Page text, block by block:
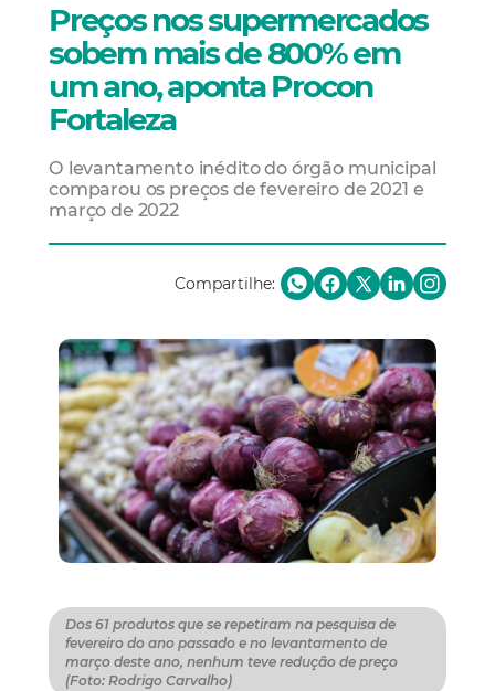
Preços nos supermercados
sobem mais de 800% em
um ano, aponta Procon
Fortaleza
O levantamento inédito do órgão municipal
comparou os preços de fevereiro de 2021 e
março de 2022
Compartilhe:
Dos 61 produtos que se repetiram na pesquisa de
fevereiro do ano passado e no levantamento de
março deste ano, nenhum teve redução de preço
(Foto: Rodrigo Carvalho)